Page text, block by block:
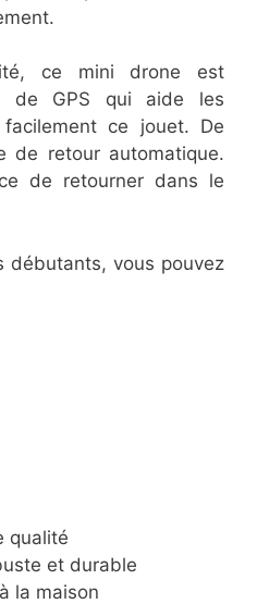
ce mini drone est
de GPS qui aide les
ce jouet. De
de retour automatique.
de retourner dans le
débutants, vous pouvez
qualité
et durable
la maison